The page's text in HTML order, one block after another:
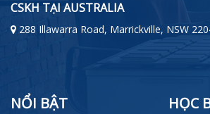
CSKH TẠI AUSTRALIA
288 Illawarra Road, Marrickville, NSW
NỔI BẬT HỌC